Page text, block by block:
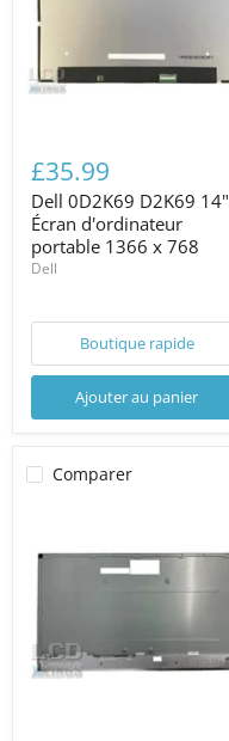
£35.99
Dell 0D2K69 D2K69 14"
Écran d'ordinateur
portable 1366 x 768
Dell
Boutique rapide
Ajouter au panier
Comparer